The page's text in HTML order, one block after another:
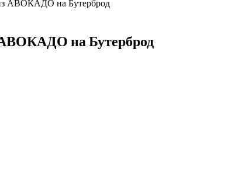
АВОКАДО на Бутерброд
на Бутерброд